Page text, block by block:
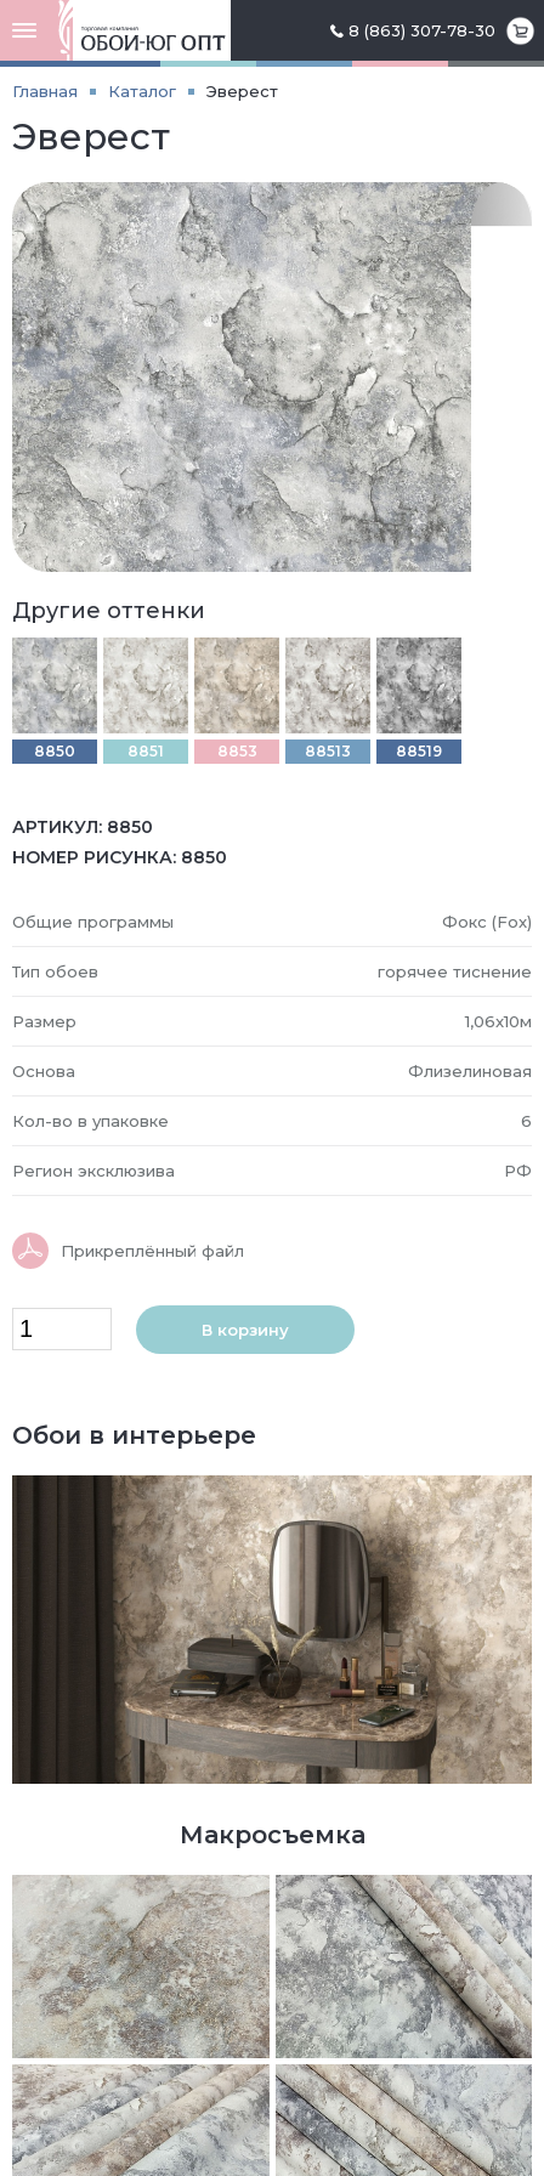
8 (863) 307-78-30
Главная Каталог Эверест
Эверест
Другие оттенки
8850 8851 8853 88513 88519
АРТИКУЛ: 8850
НОМЕР РИСУНКА: 8850
Общие программы Фокс (Fox)
Тип обоев горячее тиснение
Размер 1,06x10м
Основа Флизелиновая
Кол-во в упаковке 6
Регион эксклюзива РФ
Прикреплённый файл
В корзину
Обои в интерьере
Макросъемка